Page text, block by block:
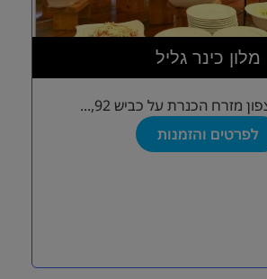
מלון כינר גליל
מזרח הכנרת על כביש 92,...
לפרטים והזמנות